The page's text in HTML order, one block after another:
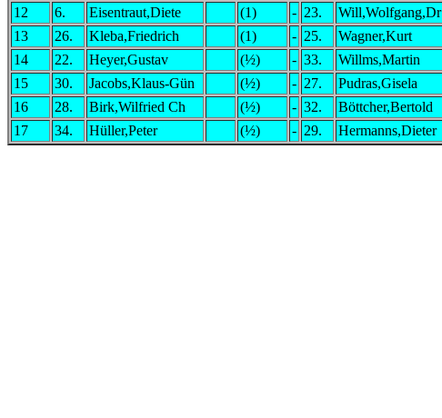
12
6. Eisentraut,Diete (1) - 23. Will,Wolfgang,Dr
13
26. Kleba,Friedrich (1) - 25. Wagner,Kurt
14
22. Heyer,Gustav (½) - 33. Willms,Martin
15
30. Jacobs,Klaus-Gün (½) - 27. Pudras,Gisela
16
28. Birk,Wilfried Ch (½) - 32. Böttcher,Bertold
17
34. Hüller,Peter (½) - 29. Hermanns,Dieter